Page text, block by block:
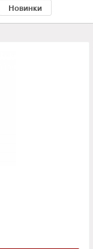
Новинки